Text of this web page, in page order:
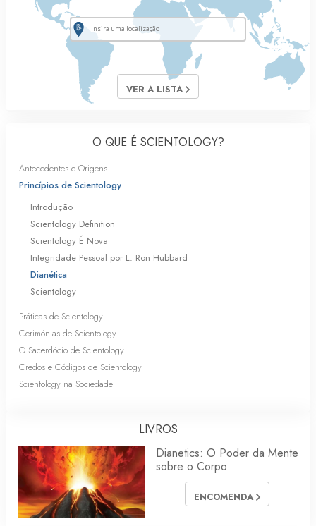
VER A LISTA
O QUE É SCIENTOLOGY?
Antecedentes e Origens
Princípios de Scientology
Introdução
Scientology Definition
Scientology É Nova
Integridade Pessoal por L. Ron Hubbard
Dianética
Scientology
Práticas de Scientology
Cerimónias de Scientology
O Sacerdócio de Scientology
Credos e Códigos de Scientology
Scientology na Sociedade
LIVROS
Dianetics: O Poder da Mente
sobre o Corpo
ENCOMENDA